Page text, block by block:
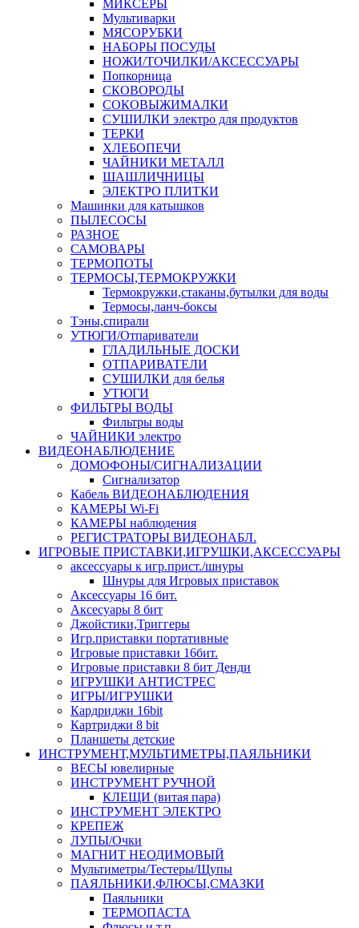
МИКСЕРЫ
Мультиварки
МЯСОРУБКИ
НАБОРЫ ПОСУДЫ
НОЖИ/ТОЧИЛКИ/АКСЕССУАРЫ
Попкорница
СКОВОРОДЫ
СОКОВЫЖИМАЛКИ
СУШИЛКИ электро для продуктов
ТЕРКИ
ХЛЕБОПЕЧИ
ЧАЙНИКИ МЕТАЛЛ
ШАШЛИЧНИЦЫ
ЭЛЕКТРО ПЛИТКИ
Машинки для катышков
ПЫЛЕСОСЫ
РАЗНОЕ
САМОВАРЫ
ТЕРМОПОТЫ
ТЕРМОСЫ,ТЕРМОКРУЖКИ
Термокружки,стаканы,бутылки для воды
Термосы,ланч-боксы
Тэны,спирали
УТЮГИ/Отпариватели
ГЛАДИЛЬНЫЕ ДОСКИ
ОТПАРИВАТЕЛИ
СУШИЛКИ для белья
УТЮГИ
ФИЛЬТРЫ ВОДЫ
Фильтры воды
ЧАЙНИКИ электро
ВИДЕОНАБЛЮДЕНИЕ
ДОМОФОНЫ/СИГНАЛИЗАЦИИ
Сигнализатор
Кабель ВИДЕОНАБЛЮДЕНИЯ
КАМЕРЫ Wi-Fi
КАМЕРЫ наблюдения
РЕГИСТРАТОРЫ ВИДЕОНАБЛ.
ИГРОВЫЕ ПРИСТАВКИ,ИГРУШКИ,АКСЕССУАРЫ
аксесcуары к игр.прист./шнуры
Шнуры для Игровых приставок
Аксессуары 16 бит.
Аксесуары 8 бит
Джойстики,Триггеры
Игр.приставки портативные
Игровые приставки 16бит.
Игровые приставки 8 бит Денди
ИГРУШКИ АНТИСТРЕС
ИГРЫ/ИГРУШКИ
Кардриджи 16bit
Картриджи 8 bit
Планшеты детские
ИНСТРУМЕНТ,МУЛЬТИМЕТРЫ,ПАЯЛЬНИКИ
ВЕСЫ ювелирные
ИНСТРУМЕНТ РУЧНОЙ
КЛЕЩИ (витая пара)
ИНСТРУМЕНТ ЭЛЕКТРО
КРЕПЕЖ
ЛУПЫ/Очки
МАГНИТ НЕОДИМОВЫЙ
Мультиметры/Тестеры/Щупы
ПАЯЛЬНИКИ,ФЛЮСЫ,СМАЗКИ
Паяльники
ТЕРМОПАСТА